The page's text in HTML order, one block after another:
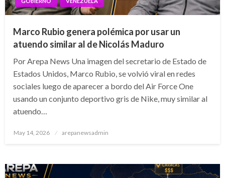
Marco Rubio genera polémica por usar un
atuendo similar al de Nicolás Maduro
Por Arepa News Una imagen del secretario de Estado de
Estados Unidos, Marco Rubio, se volvió viral en redes
sociales luego de aparecer a bordo del Air Force One
usando un conjunto deportivo gris de Nike, muy similar al
atuendo…
Posted
May 14, 2026 arepanewsadmin